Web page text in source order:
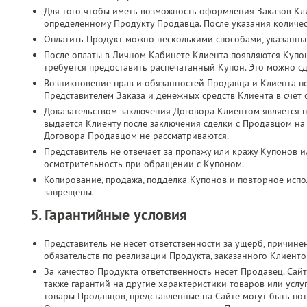
Для того чтобы иметь возможность оформления Заказов
определенному Продукту Продавца. После указания
Оплатить Продукт можно несколькими способами,
После оплаты в Личном Кабинете Клиента появляются
требуется предоставить распечатанный Купон. Это можно
Возникновение прав и обязанностей Продавца и Клиента
Представителем Заказа и денежных средств Клиента в
Доказательством заключения Договора Клиентом
выдается Клиенту после заключения сделки с Продавцом
Договора Продавцом не рассматриваются.
Представитель не отвечает за пропажу или кражу
осмотрительность при обращении с Купоном.
Копирование, продажа, подделка Купонов и повторное
запрещены.
5. Гарантийные условия
Представитель не несет ответственности за ущерб,
обязательств по реализации Продукта, заказанного
За качество Продукта ответственность несет Продавец.
также гарантий на другие характеристики товаров или
товары Продавцов, представленные на Сайте могут быть